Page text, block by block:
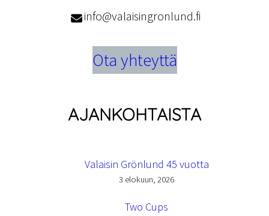
info@valaisingronlund.fi
Ota yhteyttä
AJANKOHTAISTA
Valaisin Grönlund 45 vuotta
3 elokuun, 2026
Two Cups